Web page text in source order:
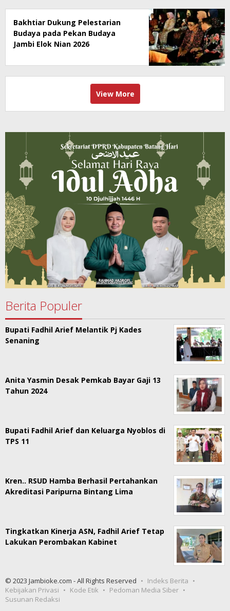
Bakhtiar Dukung Pelestarian
Budaya pada Pekan Budaya
Jambi Elok Nian 2026
View More
Berita Populer
Bupati Fadhil Arief Melantik Pj Kades
Senaning
Anita Yasmin Desak Pemkab Bayar Gaji 13
Tahun 2024
Bupati Fadhil Arief dan Keluarga Nyoblos di
TPS 11
Kren.. RSUD Hamba Berhasil Pertahankan
Akreditasi Paripurna Bintang Lima
Tingkatkan Kinerja ASN, Fadhil Arief Tetap
Lakukan Perombakan Kabinet
© 2023 Jambioke.com - All Rights Reserved
Indeks Berita
Kebijakan Privasi
Kode Etik
Pedoman Media Siber
Susunan Redaksi